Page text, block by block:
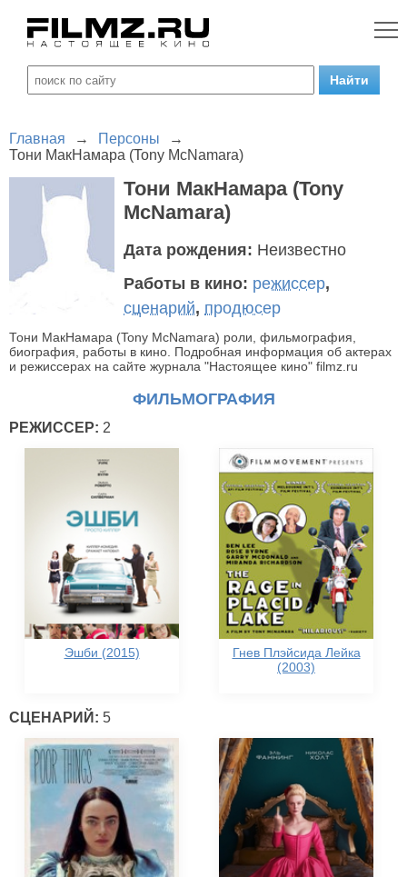
Главная → Персоны
→
Тони МакНамара (Tony McNamara)
Тони МакНамара (Tony
McNamara)
Дата рождения: Неизвестно
Работы в кино: режиссер,
сценарий, продюсер
Тони МакНамара (Tony McNamara) роли, фильмография,
биография, работы в кино. Подробная информация об актерах
и режиссерах на сайте журнала "Настоящее кино" filmz.ru
ФИЛЬМОГРАФИЯ
РЕЖИССЕР: 2
Эшби (2015)
Гнев Плэйсида Лейка
(2003)
СЦЕНАРИЙ: 5